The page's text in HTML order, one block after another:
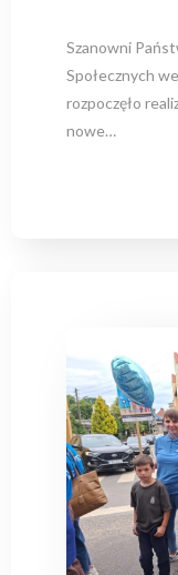
Szanowni
Społecznych
rozpoczęło
nowe…